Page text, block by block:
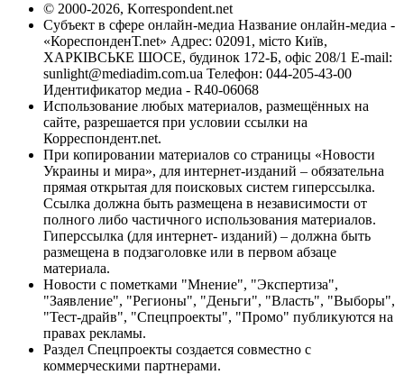
© 2000-2026, Korrespondent.net
Субъект в сфере онлайн-медиа Название онлайн-медиа -
«КореспонденТ.net» Адрес: 02091, місто Київ,
ХАРКІВСЬКЕ ШОСЕ, будинок 172-Б, офіс 208/1 E-mail:
sunlight@mediadim.com.ua Телефон: 044-205-43-00
Идентификатор медиа - R40-06068
Использование любых материалов, размещённых на
сайте, разрешается при условии ссылки на
Корреспондент.net.
При копировании материалов со страницы «Новости
Украины и мира», для интернет-изданий – обязательна
прямая открытая для поисковых систем гиперссылка.
Ссылка должна быть размещена в независимости от
полного либо частичного использования материалов.
Гиперссылка (для интернет- изданий) – должна быть
размещена в подзаголовке или в первом абзаце
материала.
Новости с пометками "Мнение", "Экспертиза",
"Заявление", "Регионы", "Деньги", "Власть", "Выборы",
"Тест-драйв", "Спецпроекты", "Промо" публикуются на
правах рекламы.
Раздел Спецпроекты создается совместно с
коммерческими партнерами.